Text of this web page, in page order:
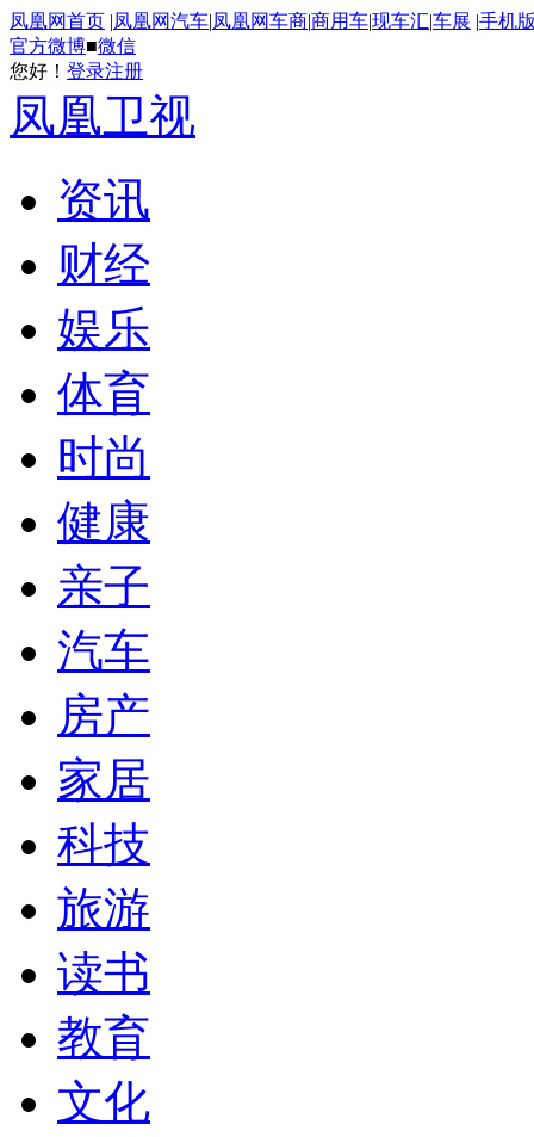
凤凰网首页 |凤凰网汽车|凤凰网车商|商用车|现车汇|车展 |手机
官方微博■微信
您好！ 登录注册
凤凰卫视
资讯
财经
娱乐
体育
时尚
健康
亲子
汽车
房产
家居
科技
旅游
读书
教育
文化